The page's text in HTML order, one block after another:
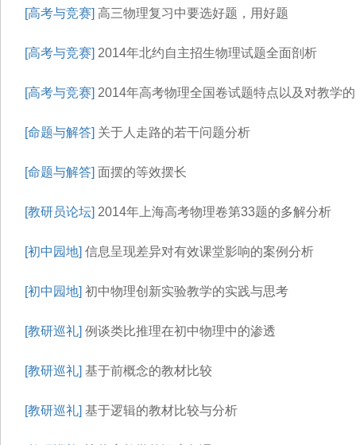
[高考与竞赛] 高三物理复习中要选好题，用好题
[高考与竞赛] 2014年北约自主招生物理试题全面剖析
[高考与竞赛] 2014年高考物理全国卷试题特点以及对教学
[命题与解答] 关于人走路的若干问题分析
[命题与解答] 面摆的等效摆长
[教研员论坛] 2014年上海高考物理卷第33题的多解分析
[初中园地] 信息呈现差异对有效课堂影响的案例分析
[初中园地] 初中物理创新实验教学的实践与思考
[教研巡礼] 例谈类比推理在初中物理中的渗透
[教研巡礼] 基于前概念的教材比较
[教研巡礼] 基于逻辑的教材比较与分析